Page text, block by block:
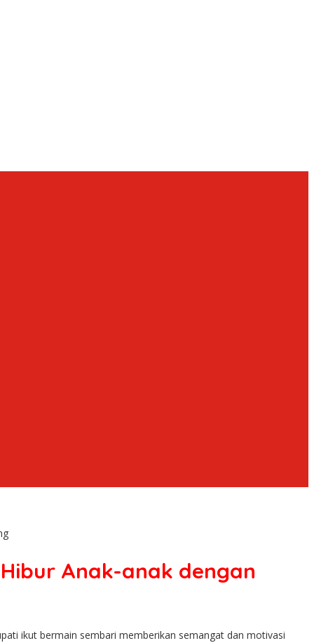
Anak-anak dengan
ikut bermain sembari memberikan semangat dan motivasi